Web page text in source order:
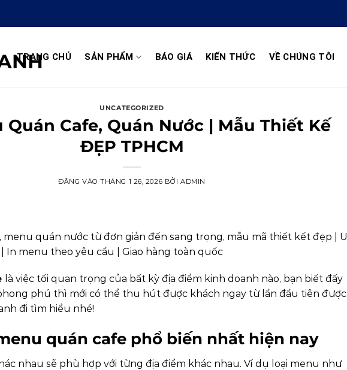
TRANG CHỦ SẢN PHẨM BÁO GIÁ KIẾN THỨC VỀ CHÚNG TÔI
UNCATEGORIZED
Quán Cafe, Quán Nước | Mẫu Thiết Kế
ĐẸP TPHCM
ĐĂNG VÀOTHÁNG 1 26, 2026 BỞI ADMIN
menu quán nước từ đơn giản đến sang trọng, mẫu mã thiết kết đẹp |
In menu theo yêu cầu | Giao hàng toàn quốc
là việc tối quan trọng của bất kỳ địa điểm kinh doanh nào, bạn biết đấy
phú thì mới có thể thu hút được khách ngay từ lần đầu tiên
đi tìm hiểu nhé!
quán cafe phổ biến nhất hiện nay
nhau sẽ phù hợp với từng địa điểm khác nhau. Ví dụ loại menu như